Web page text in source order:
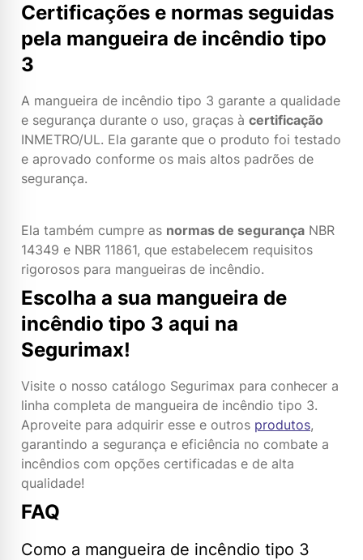
Certificações e normas seguidas
pela mangueira de incêndio tipo
3
A mangueira de incêndio tipo 3 garante a qualidade
e segurança durante o uso, graças à certificação
INMETRO/UL. Ela garante que o produto foi testado
e aprovado conforme os mais altos padrões de
segurança.
Ela também cumpre as normas de segurança NBR
14349 e NBR 11861, que estabelecem requisitos
rigorosos para mangueiras de incêndio.
Escolha a sua mangueira de
incêndio tipo 3 aqui na
Segurimax!
Visite o nosso catálogo Segurimax para conhecer a
linha completa de mangueira de incêndio tipo 3.
Aproveite para adquirir esse e outros produtos,
garantindo a segurança e eficiência no combate a
incêndios com opções certificadas e de alta
qualidade!
FAQ
Como a mangueira de incêndio tipo 3